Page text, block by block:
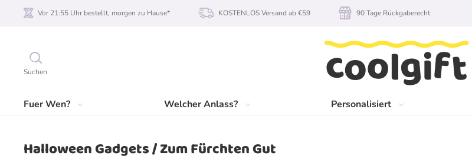
Suchen
Fuer Wen? Welcher Anlass? Personalisiert
Vor 21:55 Uhr bestellt, morgen zu Hause* KOSTENLOS Versand ab €59 90 Tage Rückgaberecht
Halloween Gadgets / Zum Fürchten Gut